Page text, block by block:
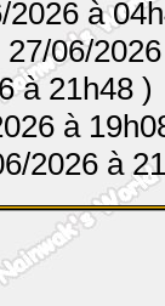
à
06/
à 21h48 )
à
2026 à